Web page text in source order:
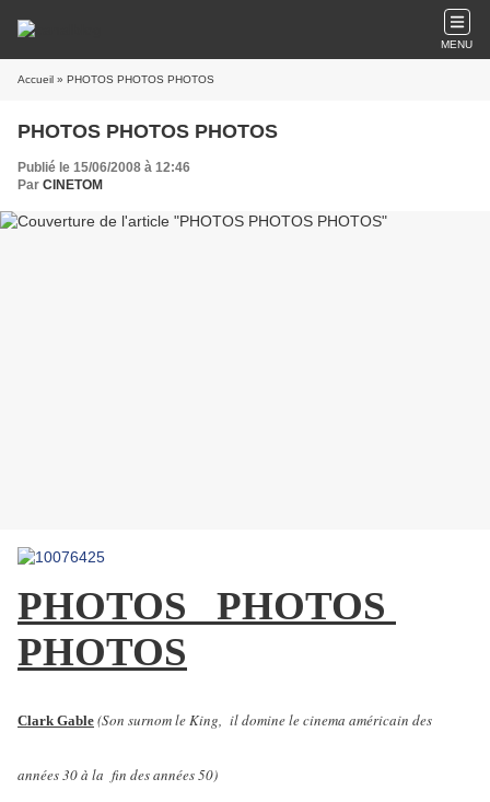
MENU
Accueil » PHOTOS PHOTOS PHOTOS
PHOTOS PHOTOS PHOTOS
Publié le 15/06/2008 à 12:46
Par CINETOM
PHOTOS
PHOTOS
PHOTOS
Clark Gable (Son surnom le King, il domine le cinema américain des
années 30 à la fin des années 50)